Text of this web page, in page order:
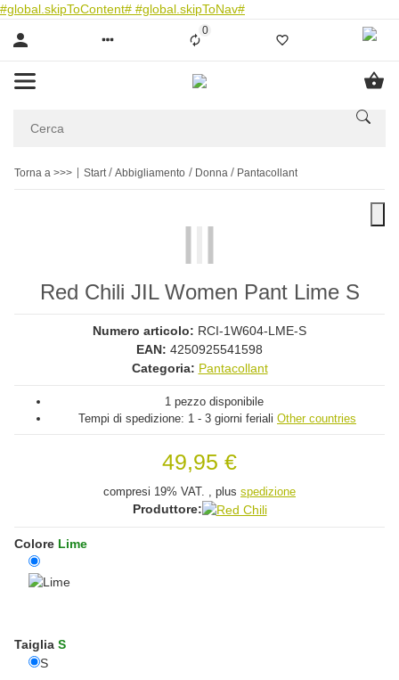
#global.skipToContent# #global.skipToNav#
0Liste ist leer
Torna a >>> Start Abbigliamento Donna Pantacollant
Red Chili JIL Women Pant Lime S
Numero articolo: RCI-1W604-LME-S
EAN: 4250925541598
Categoria: Pantacollant
1 pezzo disponibile
Tempi di spedizione: 1 - 3 giorni feriali Other countries
49,95 €
compresi 19% VAT. , plus spedizione
Produttore:
Colore Lime
Taiglia S
SS